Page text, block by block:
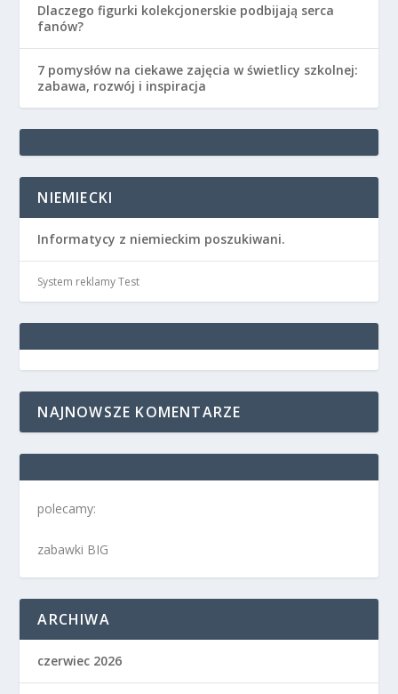
Dlaczego figurki kolekcjonerskie podbijają serca
fanów?
7 pomysłów na ciekawe zajęcia w świetlicy szkolnej:
zabawa, rozwój i inspiracja
NIEMIECKI
Informatycy z niemieckim poszukiwani.
System reklamy Test
NAJNOWSZE KOMENTARZE
polecamy:
zabawki BIG
ARCHIWA
czerwiec 2026